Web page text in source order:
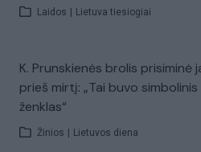
Laidos Lietuva tiesiogiai
K. Prunskienės brolis prisiminė
prieš mirtį: „Tai buvo
ženklas“
Žinios Lietuvos diena